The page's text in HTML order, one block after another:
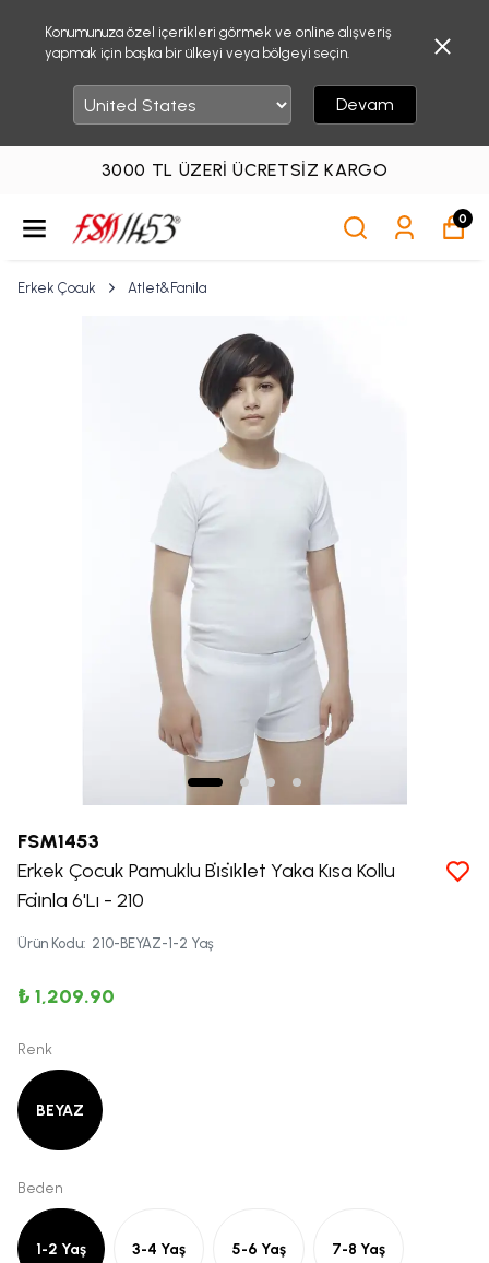
Konumunuza özel içerikleri görmek ve online alışveriş
yapmak için başka bir ülkeyi veya bölgeyi seçin.
Devam
3000 TL ÜZERI ÜCRETSIZ KARGO
0
Erkek Çocuk Atlet&Fanila
FSM1453
Erkek Çocuk Pamuklu Bi̇si̇klet Yaka Kısa Kollu
Fai̇nla 6'Lı - 210
Ürün Kodu: 210-BEYAZ-1-2 Yaş
₺ 1,209.90
Renk
BEYAZ
Beden
1-2 Yaş 3-4 Yaş 5-6 Yaş 7-8 Yaş